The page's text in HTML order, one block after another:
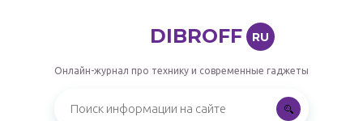
DIBROFF RU
Онлайн-журнал про технику и современные гаджеты